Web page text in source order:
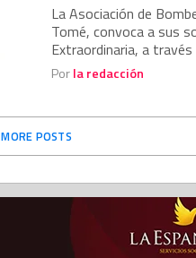
La Asociación de
Tomé, convoca a sus
Extraordinaria, a través
Porla redacción
MORE POSTS